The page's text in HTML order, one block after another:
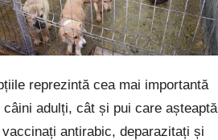
reprezintă cea mai importantă
adulți, cât și pui care așteaptă
antirabic, deparazitați și